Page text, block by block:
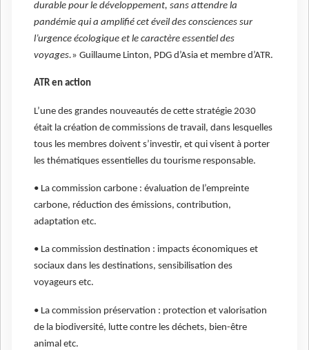
durable pour le développement, sans attendre la
pandémie qui a amplifié cet éveil des consciences sur
l’urgence écologique et le caractère essentiel des
voyages.» Guillaume Linton, PDG d’Asia et membre d’ATR.
ATR en action
L’une des grandes nouveautés de cette stratégie 2030
était la création de commissions de travail, dans lesquelles
tous les membres doivent s’investir, et qui visent à porter
les thématiques essentielles du tourisme responsable.
• La commission carbone : évaluation de l’empreinte
carbone, réduction des émissions, contribution,
adaptation etc.
• La commission destination : impacts économiques et
sociaux dans les destinations, sensibilisation des
voyageurs etc.
• La commission préservation : protection et valorisation
de la biodiversité, lutte contre les déchets, bien-être
animal etc.